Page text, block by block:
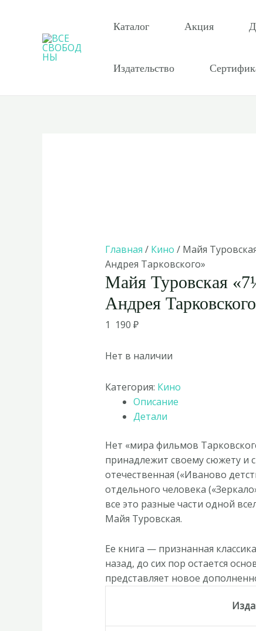
содержимому
Каталог Акция
Издательство
Главная / Кино / Майя
Андрея Тарковского»
Майя Туровская
Андрея
1 190 ₽
Нет в наличии
Категория: Кино
Описание
Детали
Нет «мира фильмов
принадлежит своему сюжету и
отечественная («Иваново
отдельного человека
все это разные части одной
Майя Туровская.
Ее книга — признанная
назад, до сих пор остается
представляет новое